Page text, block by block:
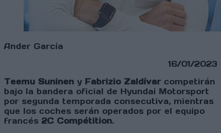
Ander García
16/01/2023
Teemu Suninen y Fabrizio Zaldívar competirán
bajo la bandera oficial de Hyundai Motorsport
por segunda temporada consecutiva, mientras
que los coches serán operados por el equipo
francés 2C Compétition.